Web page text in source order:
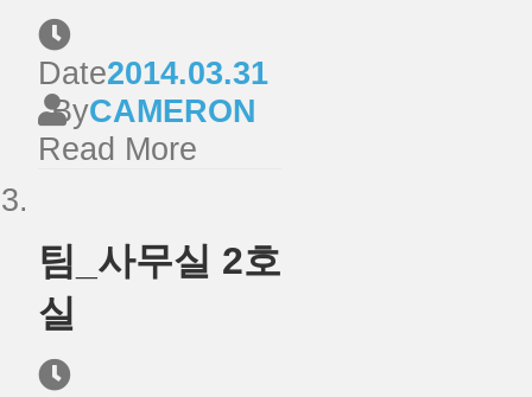
Date2014.03.31
ByCAMERON
Read More
팀_사무실 2호
실